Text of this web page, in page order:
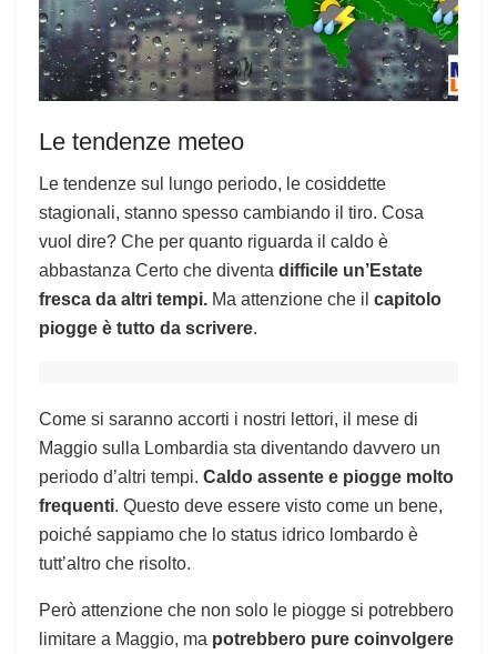
Le tendenze meteo
Le tendenze sul lungo periodo, le cosiddette
stagionali, stanno spesso cambiando il tiro. Cosa
vuol dire? Che per quanto riguarda il caldo è
abbastanza Certo che diventa difficile un’Estate
fresca da altri tempi. Ma attenzione che il capitolo
piogge è tutto da scrivere.
Come si saranno accorti i nostri lettori, il mese di
Maggio sulla Lombardia sta diventando davvero un
periodo d’altri tempi. Caldo assente e piogge molto
frequenti. Questo deve essere visto come un bene,
poiché sappiamo che lo status idrico lombardo è
tutt’altro che risolto.
Però attenzione che non solo le piogge si potrebbero
limitare a Maggio, ma potrebbero pure coinvolgere